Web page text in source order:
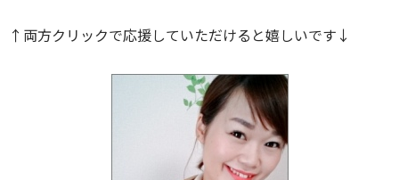
↑両方クリックで応援していただけると嬉しいです↓